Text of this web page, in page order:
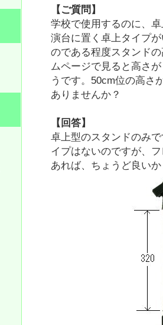
【ご質問】
学校で使用するのに、
演台に置く卓上タイプ
のである程度スタンド
ムページで見ると高さ
うです。50cm位の高さ
ありませんか？
【回答】
卓上型のスタンドのみ
イプはないのですが、
あれば、ちょうど良い